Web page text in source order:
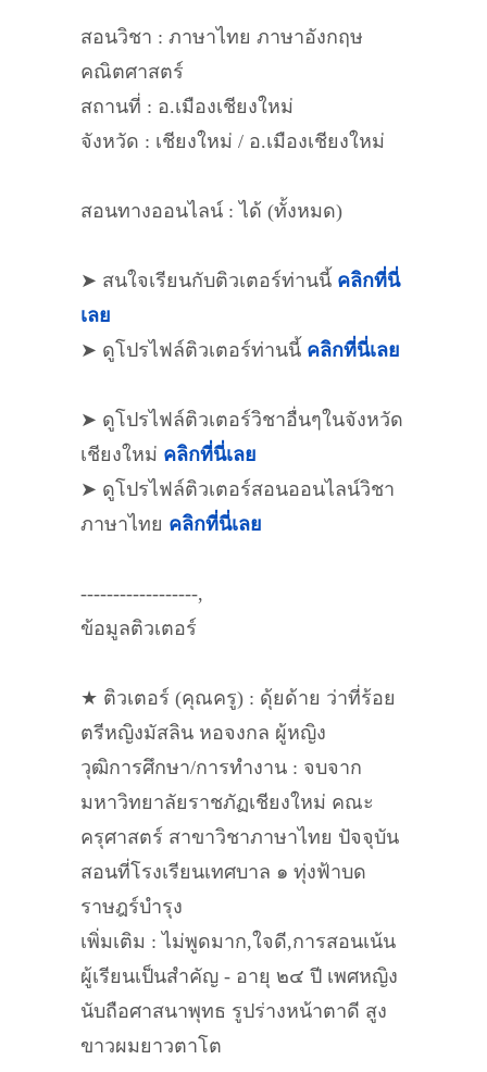
สอนวิชา : ภาษาไทย ภาษาอังกฤษ
คณิตศาสตร์
สถานที่ : อ.เมืองเชียงใหม่
จังหวัด : เชียงใหม่ / อ.เมืองเชียงใหม่
สอนทางออนไลน์ : ได้ (ทั้งหมด)
➤ สนใจเรียนกับติวเตอร์ท่านนี้ คลิกที่นี่
เลย
➤ ดูโปรไฟล์ติวเตอร์ท่านนี้ คลิกที่นี่เลย
➤ ดูโปรไฟล์ติวเตอร์วิชาอื่นๆในจังหวัด
เชียงใหม่ คลิกที่นี่เลย
➤ ดูโปรไฟล์ติวเตอร์สอนออนไลน์วิชา
ภาษาไทย คลิกที่นี่เลย
------------------,
ข้อมูลติวเตอร์
★ ติวเตอร์ (คุณครู) : ดุ้ยด้าย ว่าที่ร้อย
ตรีหญิงมัสลิน หอจงกล ผู้หญิง
วุฒิการศึกษา/การทำงาน : จบจาก
มหาวิทยาลัยราชภัฏเชียงใหม่ คณะ
ครุศาสตร์ สาขาวิชาภาษาไทย ปัจจุบัน
สอนที่โรงเรียนเทศบาล ๑ ทุ่งฟ้าบด
ราษฎร์บำรุง
เพิ่มเติม : ไม่พูดมาก,ใจดี,การสอนเน้น
ผู้เรียนเป็นสำคัญ - อายุ ๒๔ ปี เพศหญิง
นับถือศาสนาพุทธ รูปร่างหน้าตาดี สูง
ขาวผมยาวตาโต